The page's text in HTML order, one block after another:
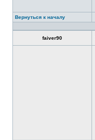
Вернуться к началу
faiver90